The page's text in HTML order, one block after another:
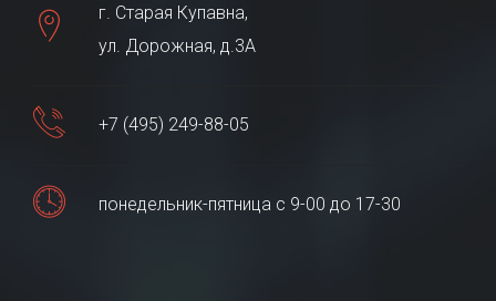
г. Старая Купавна,
ул. Дорожная, д.3А
+7 (495) 249-88-05
понедельник-пятница с 9-00 до 17-30